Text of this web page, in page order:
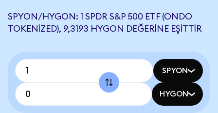
SPYON/HYGON: 1 SPDR S&P 500 ETF (ONDO
TOKENIZED), 9,3193 HYGON DEĞERINE EŞITTIR
SPYON
HYGON